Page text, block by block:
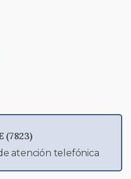
(7823)
atención telefónica